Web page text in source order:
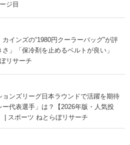
ジ目
インズの“1980円クーラーバッグ”が評
」「保冷剤を止めるベルトが良い」
リサーチ
ョンズリーグ日本ラウンドで活躍を期待
ー代表選手」は？【2026年版・人気投
| スポーツ ねとらぼリサーチ